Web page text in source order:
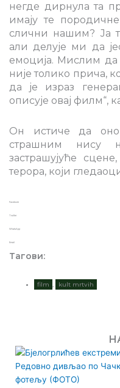
негде дирнула та
имају те
слични нашим? Ја
али делује ми да
емоција. Мислим
није толико прича,
да је израз
описује овај филм“,
Он истиче да
страшним нису
застрашујуће
терора, који
Facebook
Twitter
WhatsApp
Email
Тагови:
film , kult mrtvih